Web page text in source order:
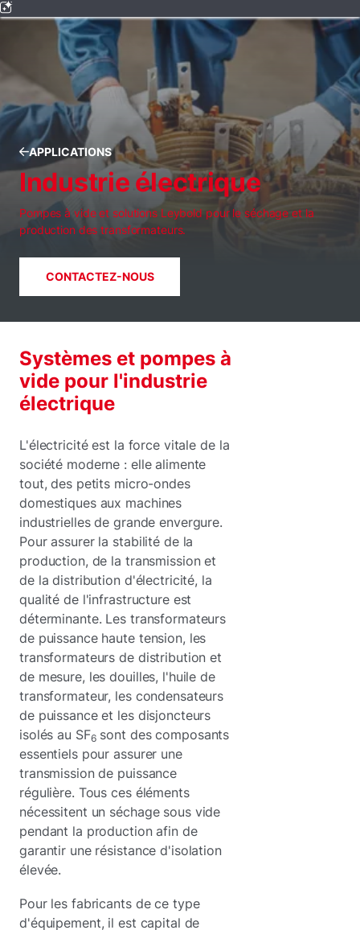
APPLICATIONS
Industrie électrique
Pompes à vide et solutions Leybold pour le séchage et la
production des transformateurs.
CONTACTEZ-NOUS
Systèmes et pompes à
vide pour l'industrie
électrique
L'électricité est la force vitale de la
société moderne : elle alimente
tout, des petits micro-ondes
domestiques aux machines
industrielles de grande envergure.
Pour assurer la stabilité de la
production, de la transmission et
de la distribution d'électricité, la
qualité de l'infrastructure est
déterminante. Les transformateurs
de puissance haute tension, les
transformateurs de distribution et
de mesure, les douilles, l'huile de
transformateur, les condensateurs
de puissance et les disjoncteurs
isolés au SF6sont des composants
essentiels pour assurer une
transmission de puissance
régulière. Tous ces éléments
nécessitent un séchage sous vide
pendant la production afin de
garantir une résistance d'isolation
élevée.
Pour les fabricants de ce type
d'équipement, il est capital de